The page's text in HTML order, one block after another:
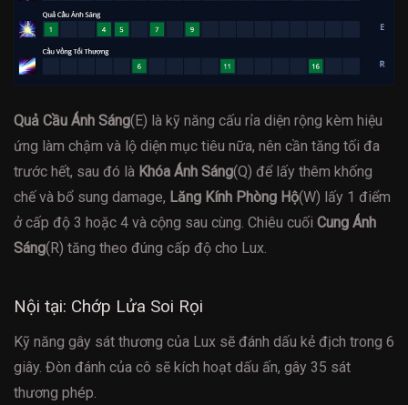
Quả Cầu Ánh Sáng(E) là kỹ năng cấu rỉa diện rộng kèm hiệu
ứng làm chậm và lộ diện mục tiêu nữa, nên cần tăng tối đa
trước hết, sau đó là Khóa Ánh Sáng(Q) để lấy thêm khống
chế và bổ sung damage, Lăng Kính Phòng Hộ(W) lấy 1 điểm
ở cấp độ 3 hoặc 4 và cộng sau cùng. Chiêu cuối Cung Ánh
Sáng(R) tăng theo đúng cấp độ cho Lux.
Nội tại: Chớp Lửa Soi Rọi
Kỹ năng gây sát thương của Lux sẽ đánh dấu kẻ địch trong 6
giây. Đòn đánh của cô sẽ kích hoạt dấu ấn, gây 35 sát
thương phép.